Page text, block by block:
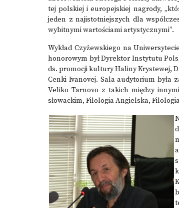
tej polskiej i europejskiej nagrody,
jeden z najistotniejszych dla
wybitnymi wartościami artystycznymi”.
Wykład Czyżewskiego na
honorowym był Dyrektor Instytutu
ds. promocji kultury Haliny Krystewej,
Cenki Ivanovej. Sala audytorium była
Veliko Tarnovo z takich między
słowackim, Filologia Angielska,